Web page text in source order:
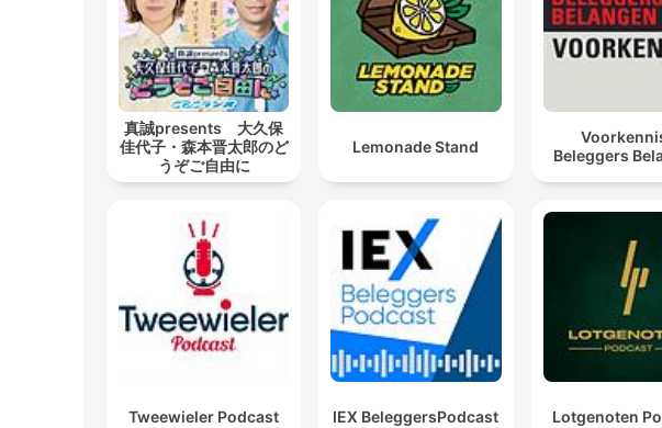
真誠presents 大久保
佳代子・森本晋太郎のど
うぞご自由に
Lemonade Stand
Beleggers
Tweewieler Podcast IEX BeleggersPodcast Lotgenoten